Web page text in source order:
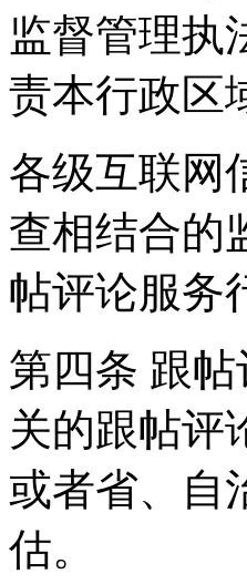
监督管理执
责本行政区
各级互联网
查相结合的
帖评论服务
第四条 跟
关的跟帖评
或者省、自
估。